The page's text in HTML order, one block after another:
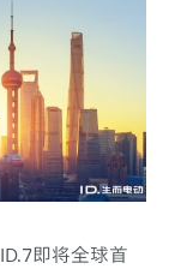
即将全球首